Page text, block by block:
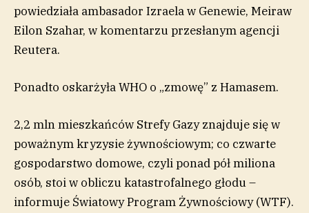
powiedziała ambasador Izraela w Genewie, Meiraw
Eilon Szahar, w komentarzu przesłanym agencji
Reutera.
Ponadto oskarżyła WHO o „zmowę” z Hamasem.
2,2 mln mieszkańców Strefy Gazy znajduje się w
poważnym kryzysie żywnościowym; co czwarte
gospodarstwo domowe, czyli ponad pół miliona
osób, stoi w obliczu katastrofalnego głodu –
informuje Światowy Program Żywnościowy (WTF).